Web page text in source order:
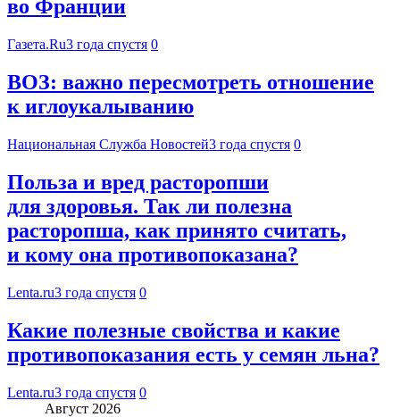
во Франции
Газета.Ru3 года спустя 0
ВОЗ: важно пересмотреть отношение
к иглоукалыванию
Национальная Служба Новостей3 года спустя 0
Польза и вред расторопши
для здоровья. Так ли полезна
расторопша, как принято считать,
и кому она противопоказана?
Lenta.ru3 года спустя 0
Какие полезные свойства и какие
противопоказания есть у семян льна?
Lenta.ru3 года спустя 0
Август 2026